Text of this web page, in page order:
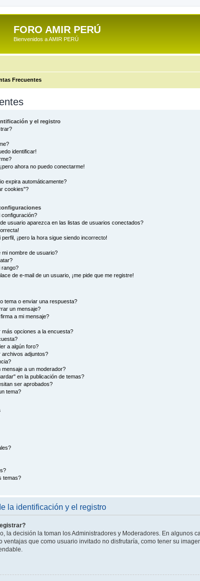
FORO AMIR PERÚ
Bienvenidos a AMIR PERÚ
Frecuentes
y el registro
identificar!
ahora no puedo conectarme!
expira automáticamente?
cookies"?
configuración?
usuario aparezca en las listas de usuarios conectados?
¡pero la hora sigue siendo incorrecto!
mi nombre de usuario?
rango?
de e-mail de un usuario, ¡me pide que me registre!
tema o enviar una respuesta?
un mensaje?
a mi mensaje?
opciones a la encuesta?
a algún foro?
archivos adjuntos?
a un moderador?
en la publicación de temas?
ser aprobados?
tema?
temas?
la identificación y el registro
la decisión la toman los Administradores y Moderadores. En algunos
ventajas que como usuario invitado no disfrutaría, como tener su